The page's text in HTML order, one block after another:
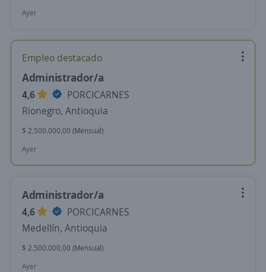
Ayer
Empleo destacado
Administrador/a
4,6
PORCICARNES
Rionegro, Antioquia
$ 2.500.000,00 (Mensual)
Ayer
Administrador/a
4,6
PORCICARNES
Medellín, Antioquia
$ 2.500.000,00 (Mensual)
Ayer